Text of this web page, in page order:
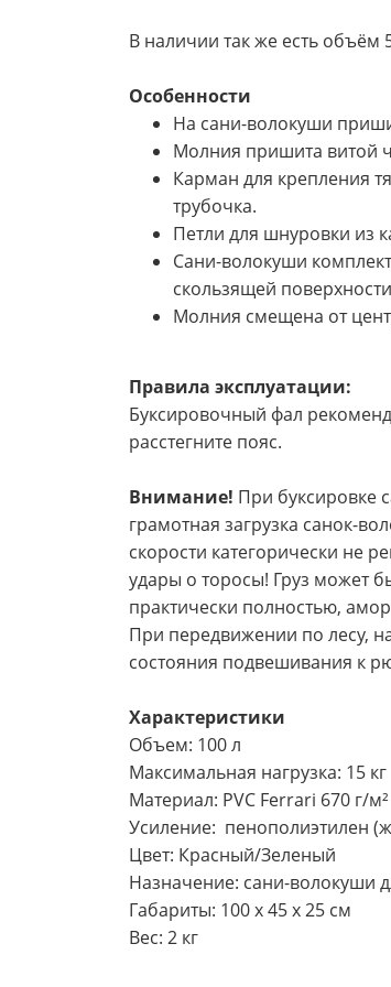
В наличии так же есть объём
Особенности
На сани-волокуши
Молния пришита витой
Карман для крепления
трубочка.
Петли для шнуровки из
Сани-волокуши
скользящей
Молния смещена от
Правила эксплуатации:
Буксировочный фал
расстегните пояс.
Внимание! При буксировке
грамотная загрузка санок-
скорости категорически не
удары о торосы! Груз может
практически полностью,
При передвижении по лесу,
состояния подвешивания к
Характеристики
Объем: 100 л
Максимальная нагрузка: 15 кг
Материал: PVC Ferrari 670 г/м²
Усиление: пенополиэтилен
Цвет: Красный/Зеленый
Назначение: сани-волокуши
Габариты: 100 х 45 х 25 см
Вес: 2 кг